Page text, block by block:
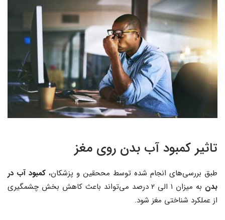
تاثیر کمبود آب بدن روی مغز
طبق بررسی‌های انجام شده توسط مححقین و پزشکان، کمبود آب در
بدن
به میزان ۱ الی ۲ درصد می‌تواند باعث کاهش بخش چشمگیری
از عملکرد شناختی مغز شود.